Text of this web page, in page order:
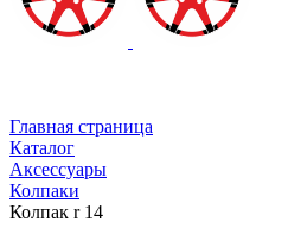
Главная страница
Каталог
Аксессуары
Колпаки
Колпак r 14